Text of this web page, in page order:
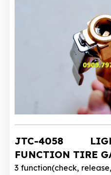
JTC-4058
FUNCTION TIRE
3 function(check,